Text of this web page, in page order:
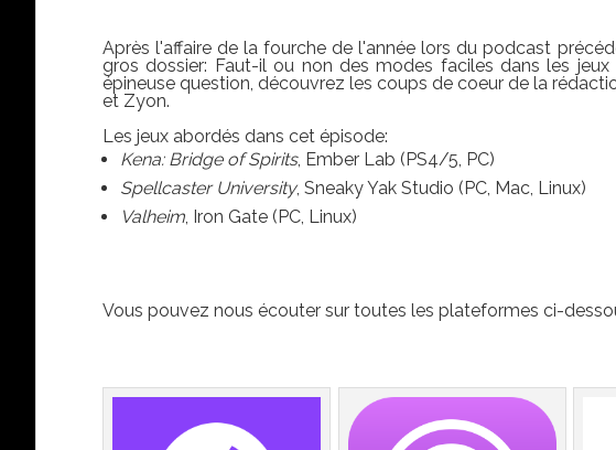
Après l'affaire de la fourche de l'année lors du podcast
gros dossier: Faut-il ou non des modes faciles dans les
épineuse question, découvrez les coups de coeur de la
et Zyon.
Les jeux abordés dans cet épisode:
Kena: Bridge of Spirits, Ember Lab (PS4/5, PC)
Spellcaster University, Sneaky Yak Studio (PC, Mac, Linux)
Valheim, Iron Gate (PC, Linux)
Vous pouvez nous écouter sur toutes les plateformes ci-